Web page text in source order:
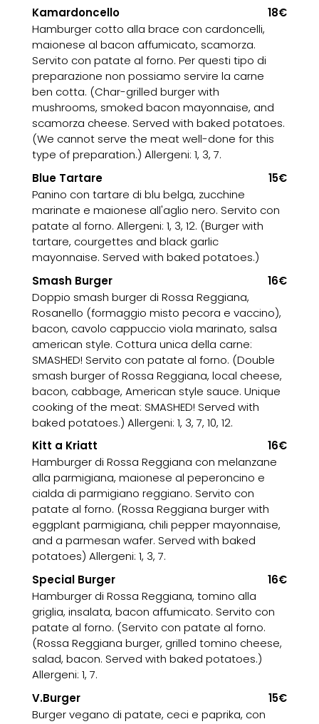
Kamardoncello
18€
Hamburger cotto alla brace con cardoncelli,
maionese al bacon affumicato, scamorza.
Servito con patate al forno. Per questi tipo di
preparazione non possiamo servire la carne
ben cotta. (Char-grilled burger with
mushrooms, smoked bacon mayonnaise, and
scamorza cheese. Served with baked potatoes.
(We cannot serve the meat well-done for this
type of preparation.) Allergeni: 1, 3, 7.
Blue Tartare
15€
Panino con tartare di blu belga, zucchine
marinate e maionese all'aglio nero. Servito con
patate al forno. Allergeni: 1, 3, 12. (Burger with
tartare, courgettes and black garlic
mayonnaise. Served with baked potatoes.)
Smash Burger
16€
Doppio smash burger di Rossa Reggiana,
Rosanello (formaggio misto pecora e vaccino),
bacon, cavolo cappuccio viola marinato, salsa
american style. Cottura unica della carne:
SMASHED! Servito con patate al forno. (Double
smash burger of Rossa Reggiana, local cheese,
bacon, cabbage, American style sauce. Unique
cooking of the meat: SMASHED! Served with
baked potatoes.) Allergeni: 1, 3, 7, 10, 12.
Kitt a Kriatt
16€
Hamburger di Rossa Reggiana con melanzane
alla parmigiana, maionese al peperoncino e
cialda di parmigiano reggiano. Servito con
patate al forno. (Rossa Reggiana burger with
eggplant parmigiana, chili pepper mayonnaise,
and a parmesan wafer. Served with baked
potatoes) Allergeni: 1, 3, 7.
Special Burger
16€
Hamburger di Rossa Reggiana, tomino alla
griglia, insalata, bacon affumicato. Servito con
patate al forno. (Servito con patate al forno.
(Rossa Reggiana burger, grilled tomino cheese,
salad, bacon. Served with baked potatoes.)
Allergeni: 1, 7.
V.Burger
15€
Burger vegano di patate, ceci e paprika, con